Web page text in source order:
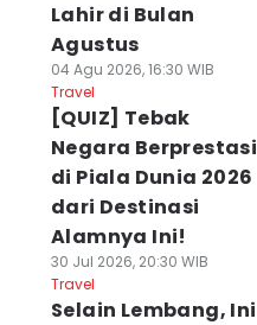
Lahir di Bulan
Agustus
04 Agu 2026, 16:30 WIB
Travel
[QUIZ] Tebak
Negara Berprestasi
di Piala Dunia 2026
dari Destinasi
Alamnya Ini!
30 Jul 2026, 20:30 WIB
Travel
Selain Lembang, Ini